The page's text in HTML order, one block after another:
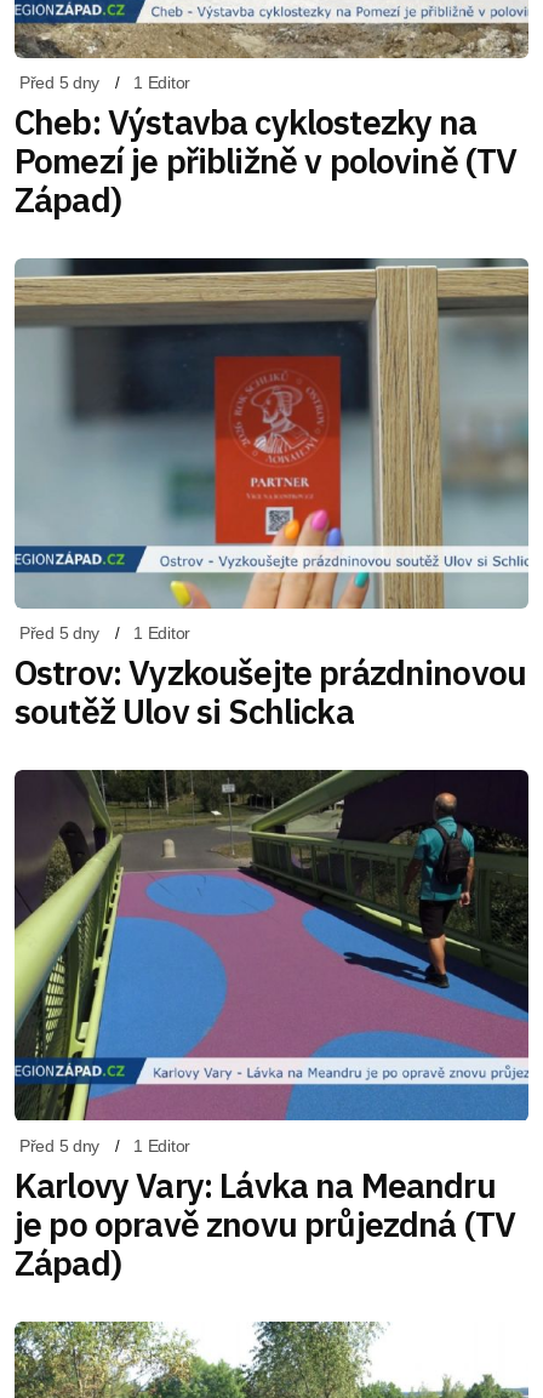
Před 5 dny 1 Editor
Cheb: Výstavba cyklostezky na
Pomezí je přibližně v polovině (TV
Západ)
Před 5 dny 1 Editor
Ostrov: Vyzkoušejte prázdninovou
soutěž Ulov si Schlicka
Před 5 dny 1 Editor
Karlovy Vary: Lávka na Meandru
je po opravě znovu průjezdná (TV
Západ)